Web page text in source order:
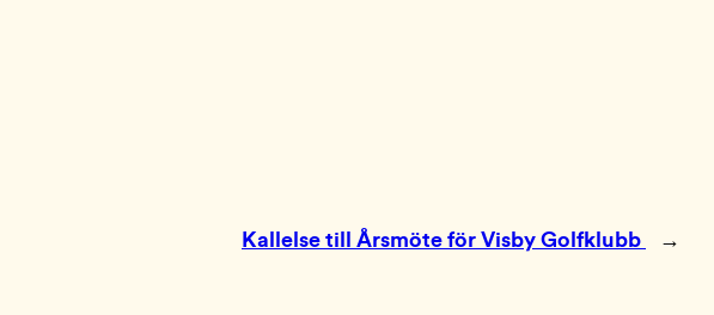
Kallelse till Årsmöte för Visby Golfklubb →